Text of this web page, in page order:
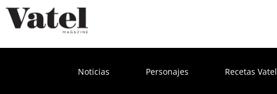
Noticias Personajes Recetas Vatel